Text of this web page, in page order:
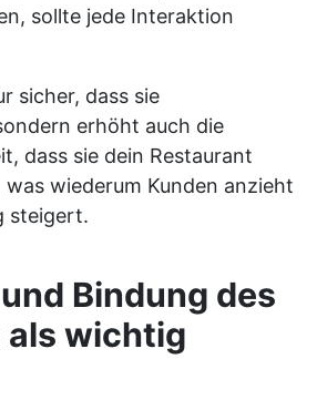
sollte jede Interaktion
sicher, dass sie
erhöht auch die
dass sie dein Restaurant
wiederum Kunden anzieht
steigert.
Bindung des
als wichtig